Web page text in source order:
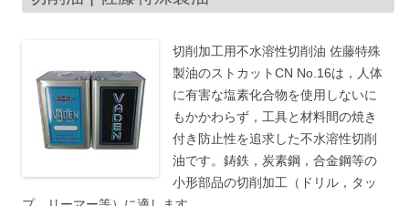
切削加工用不水溶性切削油 佐藤特殊
製油のストカットCN No.16は，人体
に有害な塩素化合物を使用しないに
もかかわらず，工具と材料間の焼き
付き防止性を追求した不水溶性切削
油です。鋳鉄，炭素鋼，合金鋼等の
小形部品の切削加工（ドリル，タッ